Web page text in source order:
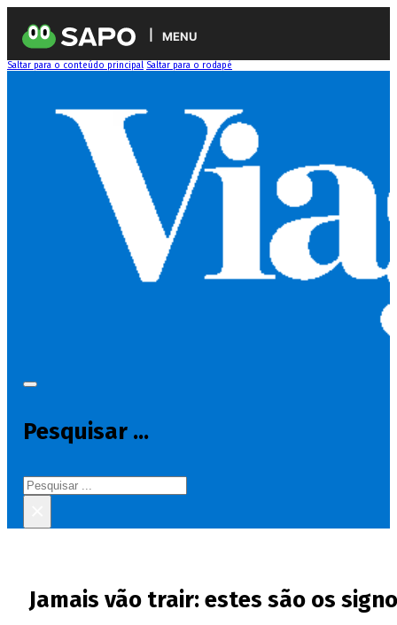
MENU
Saltar para o conteúdo principal Saltar para o rodapé
Pesquisar ...
Pesquisar
Jamais vão trair: estes são os